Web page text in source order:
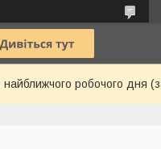
робочого дня